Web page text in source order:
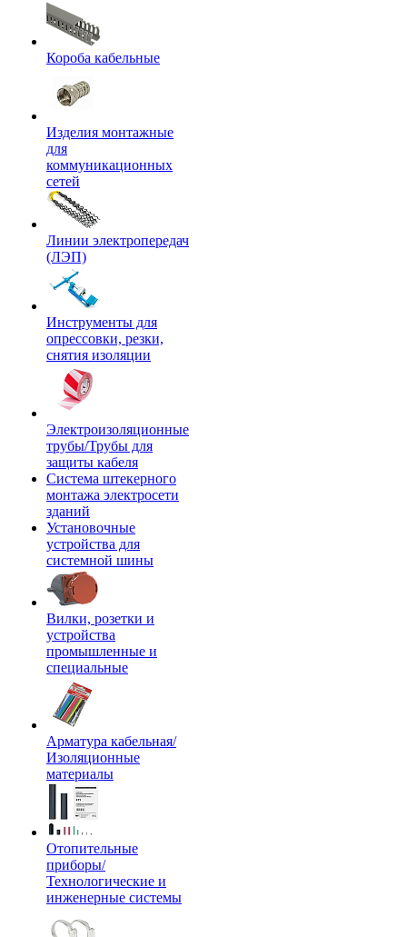
Короба кабельные
Изделия монтажные
для
коммуникационных
сетей
Линии электропередач
(ЛЭП)
Инструменты для
опрессовки, резки,
снятия изоляции
Электроизоляционные
трубы/Трубы для
защиты кабеля
Система штекерного
монтажа электросети
зданий
Установочные
устройства для
системной шины
Вилки, розетки и
устройства
промышленные и
специальные
Арматура кабельная/
Изоляционные
материалы
Отопительные
приборы/
Технологические и
инженерные системы